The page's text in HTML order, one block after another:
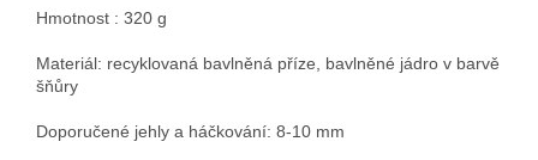
Hmotnost : 320 g
Materiál: recyklovaná bavlněná příze, bavlněné jádro v barvě
šňůry
Doporučené jehly a háčkování: 8-10 mm